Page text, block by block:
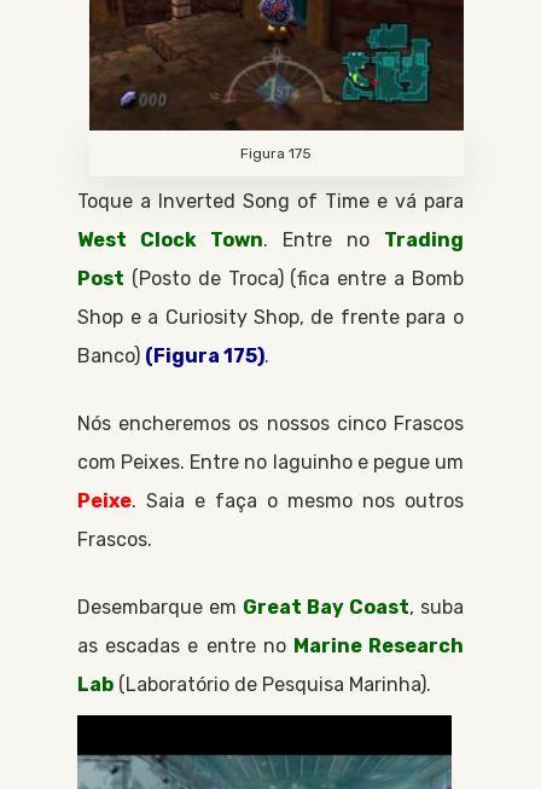
Figura 175
Toque a Inverted Song of Timee vá para
West Clock Town. Entre no Trading
Post
Posto de Troca (fica entre a Bomb
Shop e a Curiosity Shop, de frente para o
Banco) (Figura 175).
Nós encheremos os nossos cinco Frascos
com Peixes. Entre no laguinho e pegue um
Peixe. Saia e faça o mesmo nos outros
Frascos.
Desembarque em Great Bay Coast, suba
as escadas e entre no Marine Research
Lab Laboratório de Pesquisa Marinha .